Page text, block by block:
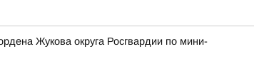
Жукова округа Росгвардии по мини-